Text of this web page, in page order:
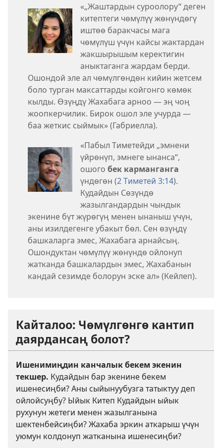
«„Жаштардын суроолору“ деген
китептеги чөмүлүү жөнүндөгү
иштөө баракчасы мага
чөмүлүш үчүн кайсы жактардан
жакшырышым керектигин
аныктаганга жардам берди.
Ошондой эле ал чөмүлгөндөн кийин жетсем
боло турган максаттарды койгонго көмөк
кылды. Өзүңдү Жахабага арноо — эң чоң
жоопкерчилик. Бирок ошол эле учурда —
баа жеткис сыймык» (Габриелла).
«Пабыл Тиметейди „эмнени
үйрөнүп, эмнеге ынанса“,
ошого бек карманганга
үндөгөн (2 Тиметей 3:14).
Кудайдын Сөзүндө
жазылгандардын чындык
экенине бүт жүрөгүң менен ынаныш үчүн,
аны изилдегенге убакыт бөл. Сен өзүңдү
башкаларга эмес, Жахабага арнайсың.
Ошондуктан чөмүлүү жөнүндө ойлонуп
жатканда башкалардын эмес, Жахабанын
кандай сезимде болорун эске ал» (Кейлеп).
Кайталоо: Чөмүлгөнгө кантип
даярдансаң болот?
Ишенимиңдин канчалык бекем экенин
текшер. Кудайдын бар экенине бекем
ишенесиңби? Аны сыйынуубузга татыктуу деп
ойлойсуңбу? Ыйык Китеп Кудайдын ыйык
рухунун жетеги менен жазылганына
шектенбейсиңби? Жахаба эркин аткарыш үчүн
уюмун колдонуп жатканына ишенесиңби?